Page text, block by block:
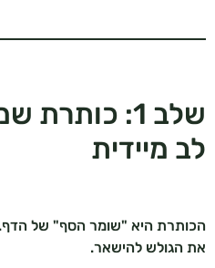
שלב 1:
לב מיידית
הכותרת היא "שומר הסף" של
את הגולש להישאר.